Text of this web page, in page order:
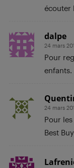
écouter
dalpe
24 mars
Pour
enfants.
24 mars
Pour
Best Buy